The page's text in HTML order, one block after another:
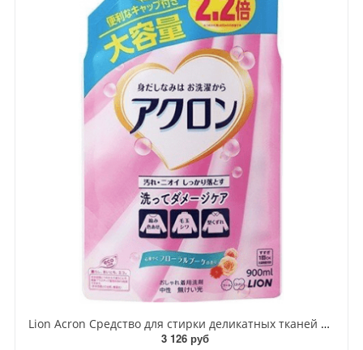
Lion Acron Средство для стирки деликатных тканей с цветочным ароматом 900 мл в мягкой упаковке
3 126 руб